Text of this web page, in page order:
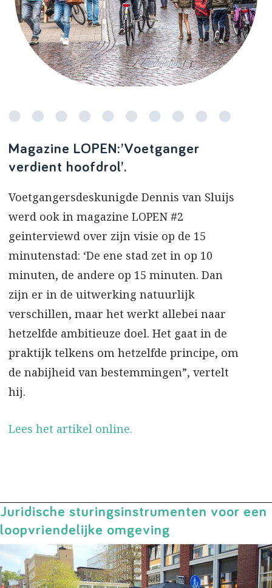
Magazine LOPEN:’Voetganger
verdient hoofdrol’.
Voetgangersdeskunigde Dennis van Sluijs
werd ook in magazine LOPEN #2
geinterviewd over zijn visie op de 15
minutenstad: ‘De ene stad zet in op 10
minuten, de andere op 15 minuten. Dan
zijn er in de uitwerking natuurlijk
verschillen, maar het werkt allebei naar
hetzelfde ambitieuze doel. Het gaat in de
praktijk telkens om hetzelfde principe, om
de nabijheid van bestemmingen”, vertelt
hij.
Lees het artikel online.
Juridische sturingsinstrumenten voor een
loopvriendelijke omgeving